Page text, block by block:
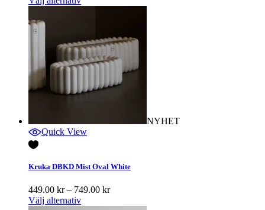
NYHET
Quick View
Kruka DBKD Mist Oval White
449.00 kr – 749.00 krPrisintervall:
Välj alternativ